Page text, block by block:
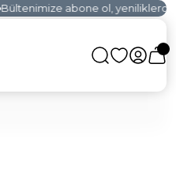
abone ol, yeniliklerden